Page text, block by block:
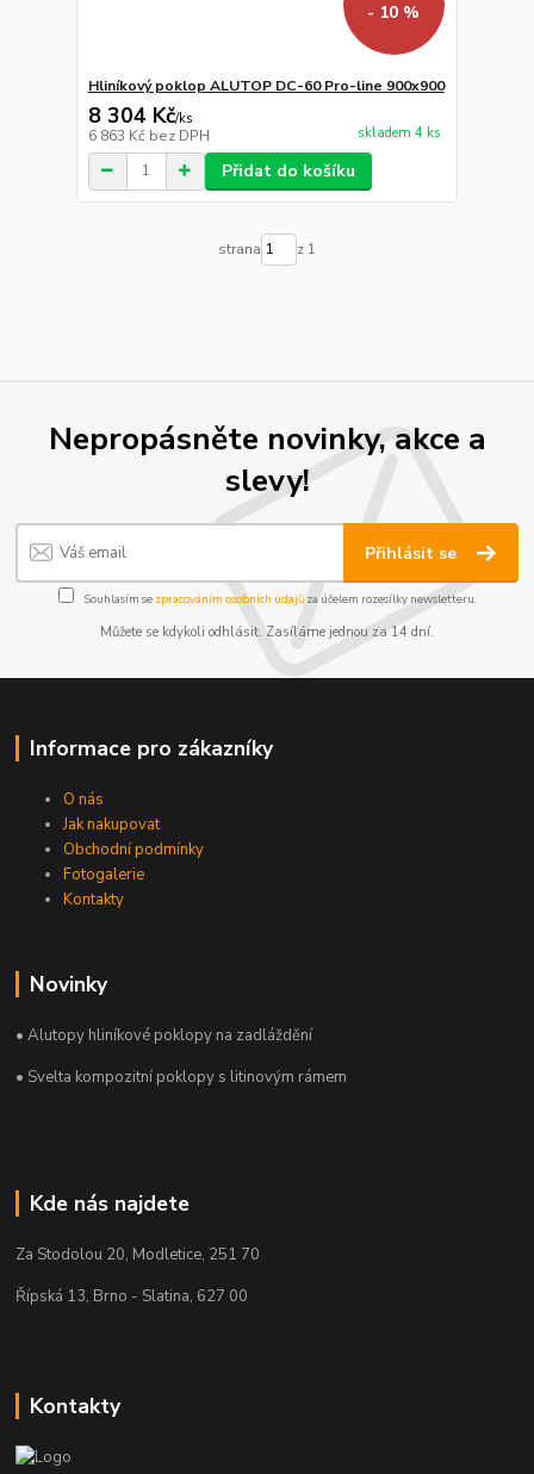
- 10 %
Hliníkový poklop ALUTOP DC-60 Pro-line 900x900
8 304 Kč/ks
6 863 Kč bez DPH skladem 4 ks
Přidat do košíku
strana z 1
Nepropásněte novinky, akce a
slevy!
Přihlásit se
Souhlasím se zpracováním osobních údajůza účelem rozesílky newsletteru.
Můžete se kdykoli odhlásit. Zasíláme jednou za 14 dní.
Informace pro zákazníky
O nás
Jak nakupovat
Obchodní podmínky
Fotogalerie
Kontakty
Novinky
• Alutopy hliníkové poklopy na zadláždění
• Svelta kompozitní poklopy s litinovým rámem
Kde nás najdete
Za Stodolou 20, Modletice, 251 70
Řípská 13, Brno - Slatina, 627 00
Kontakty